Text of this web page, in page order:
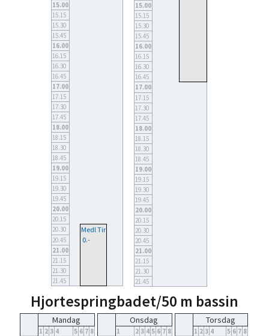
15.00
15.15
15.30
15.45
16.00
16.15
16.30
16.45
17.00
17.15
17.30
17.45
18.00
18.15
18.30
18.45
19.00
19.15
19.30
19.45
20.00
20.15
20.30
Medl Tir
20.45 0.-
21.00
21.15
21.30
21.45
15.00
15.15
15.30
15.45
16.00
16.15
16.30
16.45
17.00
17.15
17.30
17.45
18.00
18.15
18.30
18.45
19.00
19.15
19.30
19.45
20.00
20.15
20.30
20.45
21.00
21.15
21.30
21.45
Hjortespringbadet/50 m bassin
Mandag
1 2 3 4 5 6 7 8
Onsdag
1 2 3 4 5 6 7 8
Torsdag
1 2 3 4 5 6 7 8